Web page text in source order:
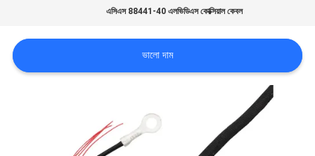
মামলা
এসিএস 88441-40 এলভিডিএস কোক্সিয়াল কেবল
ভালো দাম